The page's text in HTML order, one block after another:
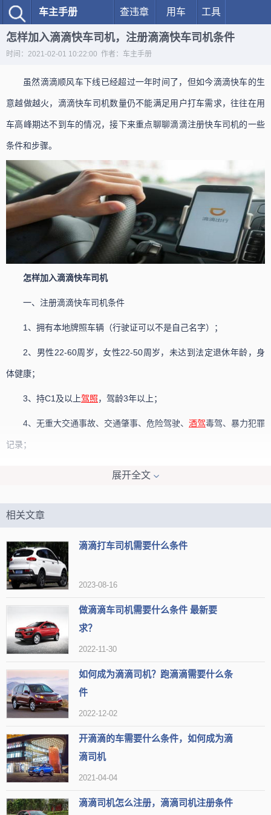
车主手册 查违章 用车 工具
怎样加入滴滴快车司机，注册滴滴快车司机条件
时间：2021-02-01 10:22:00 作者：车主手册
虽然滴滴顺风车下线已经超过一年时间了，但如今滴滴快车的生
意越做越火，滴滴快车司机数量仍不能满足用户打车需求，往往在用
车高峰期达不到车的情况，接下来重点聊聊滴滴注册快车司机的一些
条件和步骤。
怎样加入滴滴快车司机
一、注册滴滴快车司机条件
1、拥有本地牌照车辆（行驶证可以不是自己名字）；
2、男性22-60周岁，女性22-50周岁，未达到法定退休年龄，身
体健康；
3、持C1及以上驾照，驾龄3年以上；
4、无重大交通事故、交通肇事、危险驾驶、 酒驾毒驾、暴力犯罪
记录；
5、认同滴滴快车企业文化和管理
6、加盟者必须持有身份证、
666咨询了解。
二、滴滴快车车型要求
1、车龄8年以内（以行驶证上时间为准）；
2、行驶里程 10万公里以内且车况良好；
（滴滴快车车型列表）查看，也可以点击（滴滴快车最佳省油车型
了解。
展开全文
相关文章
滴滴打车司机需要什么条件
2023-08-16
做滴滴车司机需要什么条件 最新要
求？
2022-11-30
如何成为滴滴司机？跑滴滴需要什么条
件
2022-12-02
开滴滴的车需要什么条件，如何成为滴
滴司机
2021-04-04
滴滴司机怎么注册，滴滴司机注册条件